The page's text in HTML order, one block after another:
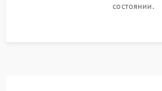
состоянии.